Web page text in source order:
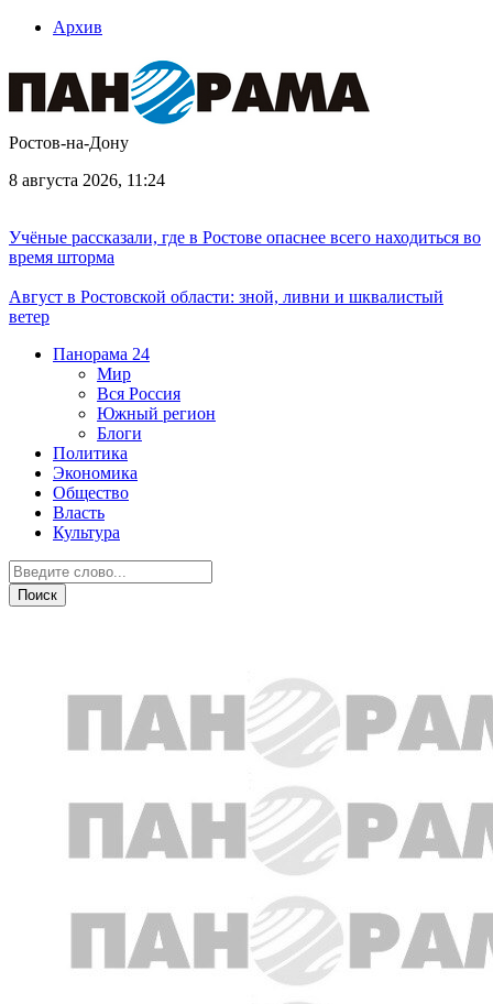
Архив
Ростов-на-Дону
8 августа 2026, 11:24
Учёные рассказали, где в Ростове опаснее всего находиться во
время шторма
Август в Ростовской области: зной, ливни и шквалистый
ветер
Панорама 24
Мир
Вся Россия
Южный регион
Блоги
Политика
Экономика
Общество
Власть
Культура